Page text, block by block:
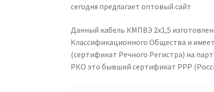
сегодня предлагает оптовый сайт
Данный кабель КМПВЭ 2х1,5
Классификационного Общества и
(сертификат Речного Регистра) на
РКО это бывший сертификат РРР